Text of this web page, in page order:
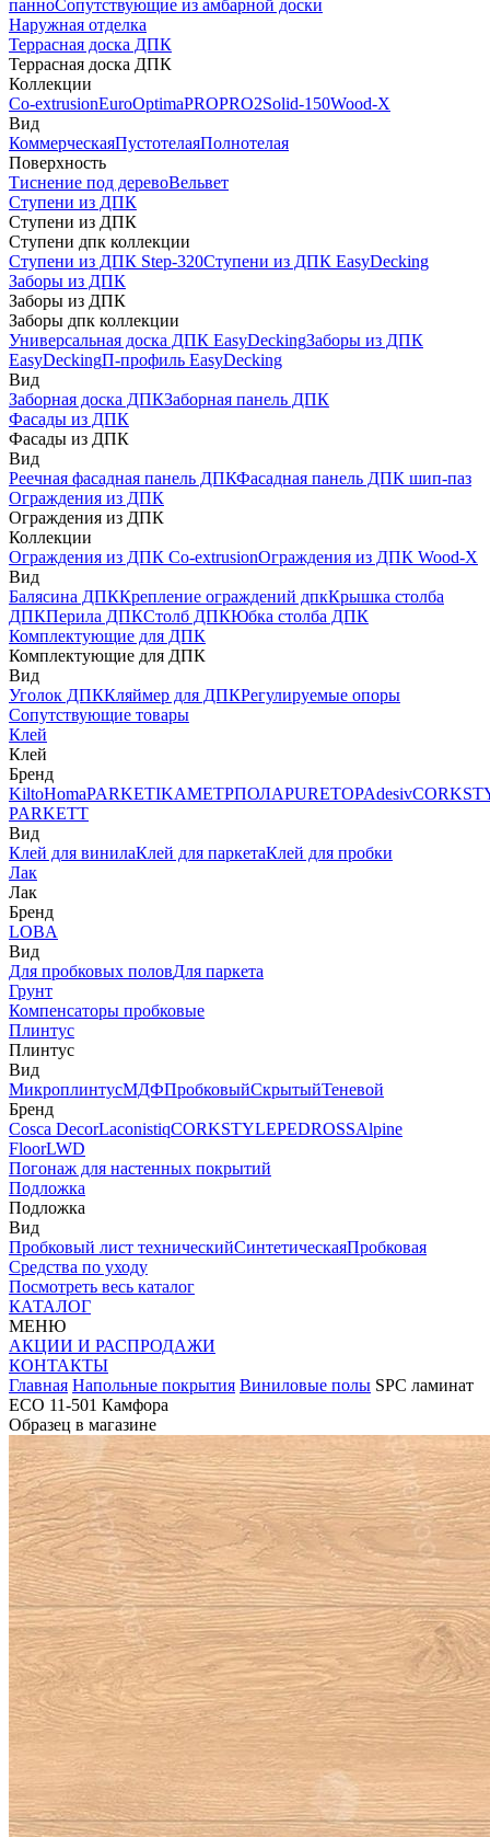
панноСопутствующие из амбарной доски
Наружная отделка
Террасная доска ДПК
Террасная доска ДПК
Коллекции
Co-extrusionEuroOptimaPROPRO2Solid-150Wood-X
Вид
КоммерческаяПустотелаяПолнотелая
Поверхность
Тиснение под деревоВельвет
Ступени из ДПК
Ступени из ДПК
Ступени дпк коллекции
Ступени из ДПК Step-320Ступени из ДПК EasyDecking
Заборы из ДПК
Заборы из ДПК
Заборы дпк коллекции
Универсальная доска ДПК EasyDeckingЗаборы из ДПК
EasyDeckingП-профиль EasyDecking
Вид
Заборная доска ДПКЗаборная панель ДПК
Фасады из ДПК
Фасады из ДПК
Вид
Реечная фасадная панель ДПКФасадная панель ДПК шип-паз
Ограждения из ДПК
Ограждения из ДПК
Коллекции
Ограждения из ДПК Co-extrusionОграждения из ДПК Wood-X
Вид
Балясина ДПККрепление ограждений дпкКрышка столба
ДПКПерила ДПКСтолб ДПКЮбка столба ДПК
Комплектующие для ДПК
Комплектующие для ДПК
Вид
Уголок ДПККляймер для ДПКРегулируемые опоры
Сопутствующие товары
Клей
Клей
Бренд
KiltoHomaPARKETIKAМЕТРПОЛАPURETOPAdesiv
PARKETT
Вид
Клей для винилаКлей для паркетаКлей для пробки
Лак
Лак
Бренд
LOBA
Вид
Для пробковых половДля паркета
Грунт
Компенсаторы пробковые
Плинтус
Плинтус
Вид
МикроплинтусМДФПробковыйСкрытыйТеневой
Бренд
Cosca DecorLaconistiqCORKSTYLEPEDROSSAlpine
FloorLWD
Погонаж для настенных покрытий
Подложка
Подложка
Вид
Пробковый лист техническийСинтетическаяПробковая
Средства по уходу
Посмотреть весь каталог
КАТАЛОГ
МЕНЮ
АКЦИИ И РАСПРОДАЖИ
КОНТАКТЫ
Главная Напольные покрытия Виниловые полы SPC ламинат
ЕСО 11-501 Камфора
Образец в магазине